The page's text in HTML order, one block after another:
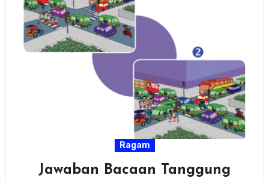
Ragam
Jawaban Bacaan Tanggung